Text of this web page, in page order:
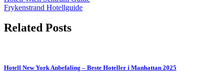
navigation
Frykenstrand Hotellguide
Related Posts
Hotell New York Anbefaling – Beste Hoteller i Manhattan 2025